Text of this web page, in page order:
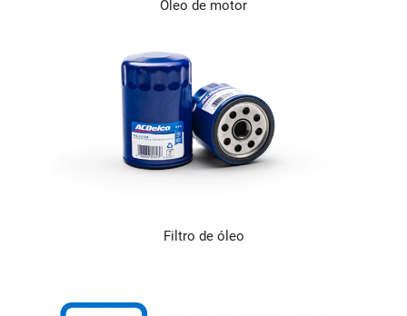
Óleo de motor
Filtro de óleo